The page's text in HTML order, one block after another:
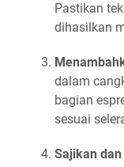
Pastikan
dihasilkan
dalam
bagian
sesuai
Sajikan